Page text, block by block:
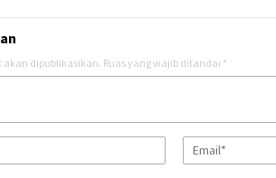
dipublikasikan. Ruas yang wajib ditandai *